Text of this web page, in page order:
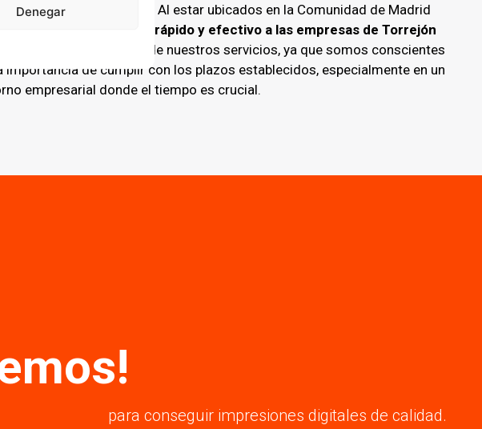
Denegar
deimpresión digital
. Al estar ubicados en la Comunidad de Madrid
servicio rápido y efectivo a las empresas de Torrejón
Calzada
que necesiten de nuestros servicios, ya que somos conscientes
importancia de cumplir con los plazos establecidos, especialmente en un
empresarial donde el tiempo es crucial.
para conseguir impresiones digitales de calidad.